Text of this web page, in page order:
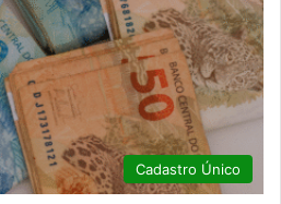
Cadastro Único